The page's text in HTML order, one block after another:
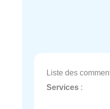
Liste des
Services :